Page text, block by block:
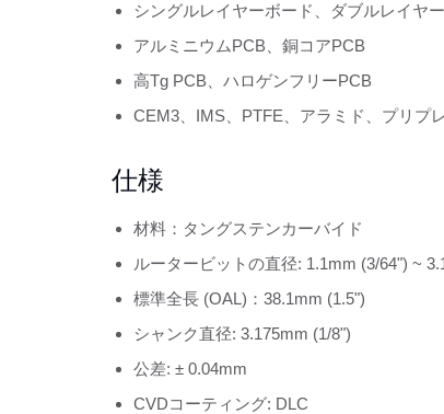
シングルレイヤーボード、ダブルレイヤ
アルミニウムPCB、銅コアPCB
高Tg PCB、ハロゲンフリーPCB
CEM3、IMS、PTFE、アラミド、プリプ
仕様
材料：タングステンカーバイド
ルータービットの直径: 1.1mm (3/64") ~
標準全長 (OAL)：38.1mm (1.5")
シャンク直径: 3.175mm (1/8")
公差: ± 0.04mm
CVDコーティング: DLC